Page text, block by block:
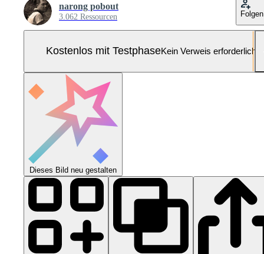
narong pobout
3.062 Ressourcen Folgen
Kostenlos mit TestphaseKein Verweis erforderlich
Dieses Bild neu gestalten